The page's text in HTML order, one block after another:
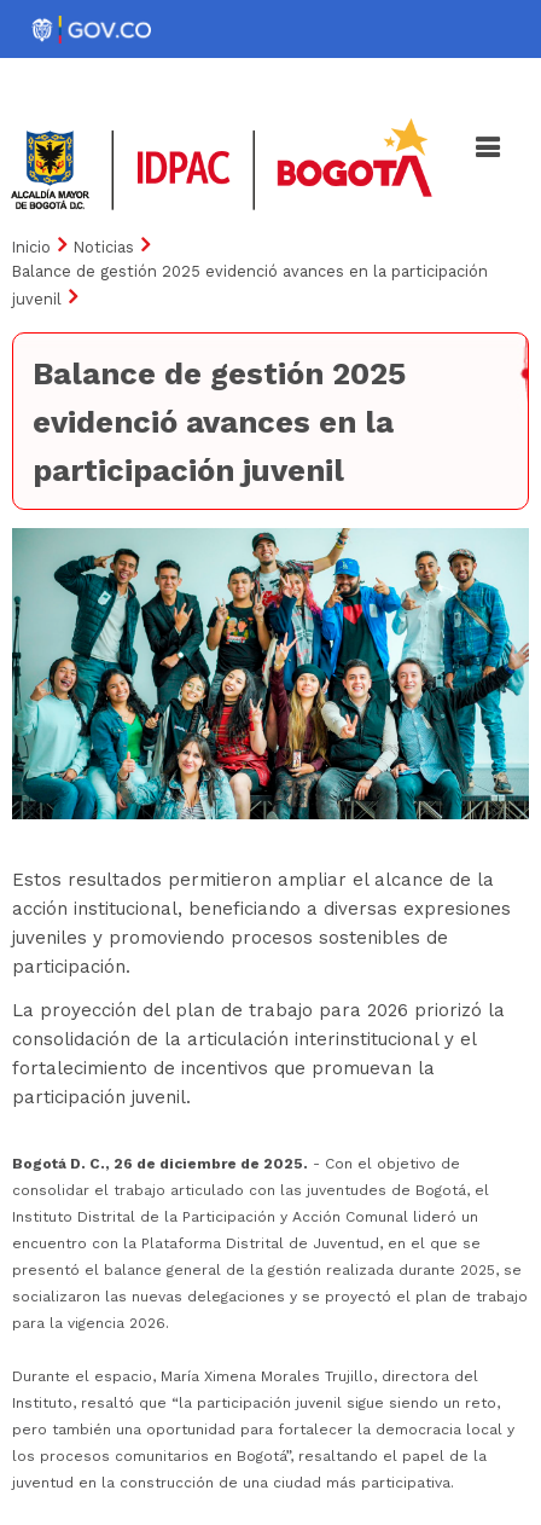
Pasar
Noticias Iniciativas
Inicio
Noticias
Balance de gestión 2025 evidenció avances en la participación
juvenil
Balance de gestión 2025
evidenció avances en la
participación juvenil
Estos resultados permitieron ampliar el alcance de la
acción institucional, beneficiando a diversas expresiones
juveniles y promoviendo procesos sostenibles de
participación.
La proyección del plan de trabajo para 2026 priorizó la
consolidación de la articulación interinstitucional y el
fortalecimiento de incentivos que promuevan la
participación juvenil.
Bogotá D. C., 26 de diciembre de 2025. - Con el objetivo de
consolidar el trabajo articulado con las juventudes de Bogotá, el
Instituto Distrital de la Participación y Acción Comunal lideró un
encuentro con la Plataforma Distrital de Juventud, en el que se
presentó el balance general de la gestión realizada durante 2025, se
socializaron las nuevas delegaciones y se proyectó el plan de trabajo
para la vigencia 2026.
Durante el espacio, María Ximena Morales Trujillo, directora del
Instituto, resaltó que “la participación juvenil sigue siendo un reto,
pero también una oportunidad para fortalecer la democracia local y
los procesos comunitarios en Bogotá”, resaltando el papel de la
juventud en la construcción de una ciudad más participativa.